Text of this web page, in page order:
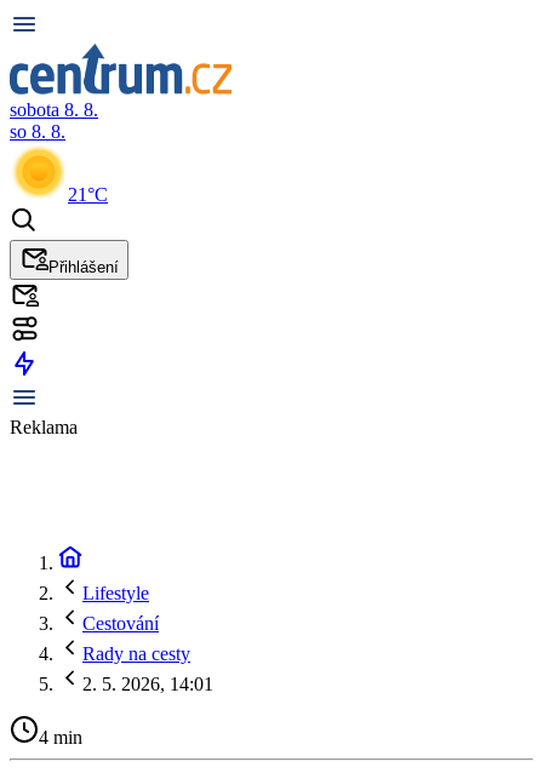
sobota 8. 8.
so 8. 8.
21°C
Přihlášení
Reklama
Lifestyle
Cestování
Rady na cesty
2. 5. 2026, 14:01
4 min